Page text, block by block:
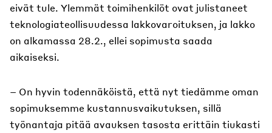
eivät tule. Ylemmät toimihenkilöt ovat julistaneet
teknologiateollisuudessa lakkovaroituksen, ja lakko
on alkamassa 28.2., ellei sopimusta saada
aikaiseksi.
– On hyvin todennäköistä, että nyt tiedämme oman
sopimuksemme kustannusvaikutuksen, sillä
työnantaja pitää avauksen tasosta erittäin tiukasti